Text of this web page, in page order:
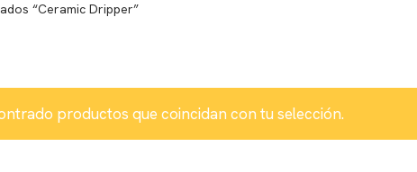
“Ceramic Dripper”
productos que coincidan con tu selección.